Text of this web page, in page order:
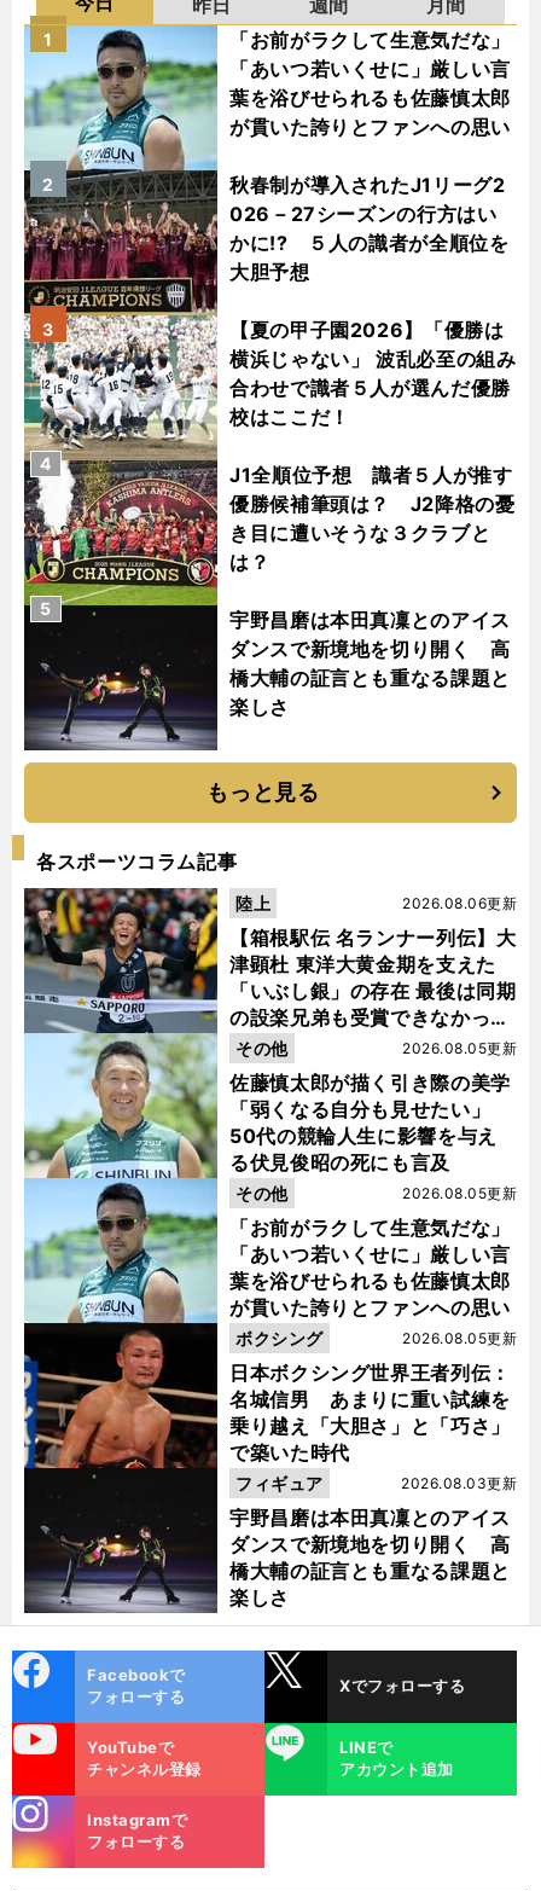
「お前がラクして生意気だな」
「あいつ若いくせに」厳しい言
葉を浴びせられるも佐藤慎太郎
が貫いた誇りとファンへの思い
1
秋春制が導入されたJ1リーグ2
026－27シーズンの行方はい
かに!? ５人の識者が全順位を
大胆予想
2
【夏の甲子園2026】「優勝は
横浜じゃない」 波乱必至の組み
合わせで識者５人が選んだ優勝
校はここだ！
3
J1全順位予想 識者５人が推す
優勝候補筆頭は？ J2降格の憂
き目に遭いそうな３クラブと
は？
4
宇野昌磨は本田真凜とのアイス
ダンスで新境地を切り開く 高
橋大輔の証言とも重なる課題と
楽しさ
5
もっと見る
各スポーツコラム記事
【箱根駅伝 名ランナー列伝】大
津顕杜 東洋大黄金期を支えた
「いぶし銀」の存在 最後は同期
の設楽兄弟も受賞できなかった
金栗杯に輝く
2026.08.06更新
陸上
佐藤慎太郎が描く引き際の美学
「弱くなる自分も見せたい」
50代の競輪人生に影響を与え
る伏見俊昭の死にも言及
2026.08.05更新
その他
「お前がラクして生意気だな」
「あいつ若いくせに」厳しい言
葉を浴びせられるも佐藤慎太郎
が貫いた誇りとファンへの思い
2026.08.05更新
その他
日本ボクシング世界王者列伝：
名城信男 あまりに重い試練を
乗り越え「大胆さ」と「巧さ」
で築いた時代
2026.08.05更新
ボクシング
宇野昌磨は本田真凜とのアイス
ダンスで新境地を切り開く 高
橋大輔の証言とも重なる課題と
楽しさ
2026.08.03更新
フィギュア
ok
Facebookで
フォローする
Xでフォローする
YouTubeで
チャンネル登録
LINE
LINEで
アカウント追加
m
Instagramで
フォローする